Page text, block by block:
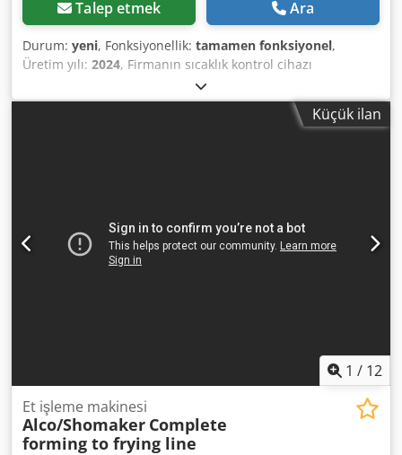
Talep etmek Ara
Durum: yeni, Fonksiyonellik: tamamen fonksiyonel,
Üretim yılı: 2024, Firmanın sıcaklık kontrol cihazı
mevcuttur, devreye alınmamıştır. Ortam: Su Djdpfxjw Rb
Hfj Aidsck Isıtma kapasitesi: 27 kW Soğutma kapasitesi: 175
kW VA: Kalıp boşaltma (vakum) FM: Akış izleme MKVI:Küçük ilan
1 / 12
Et işleme makinesi
Alco/Shomaker Complete
forming to frying line